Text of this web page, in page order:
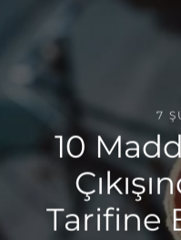
7
10
Tarifine